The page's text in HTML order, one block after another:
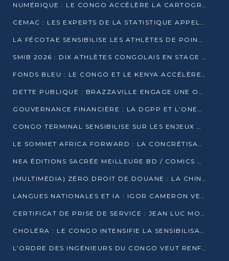
NUMÉRIQUE : LE CONGO ACCÉLÈRE LA CARTOGRAPHIE DE SES INFRASTRUCTURES DIGITALES
CEMAC : LES EXPERTS DE LA STATISTIQUE APPELLENT À RENFORCER LA SÉCURISATION DES DONNÉES
LA FÉCOTAE SENSIBILISE LES ATHLÈTES DE POINTE-NOIRE À L’HYGIÈNE ALIMENTA
SMIB 2026 : DIX ATHLÈTES CONGOLAIS EN STAGE AU KENYA
FONDS BLEU : LE CONGO ET LE KENYA ACCÉLÈRENT LA MOBILISATION DES FINANCEMENTS
DETTE PUBLIQUE : BRAZZAVILLE ENGAGE UNE OPÉRATION DE RACHAT DE 575 MILLIONS DE DOLLARS
GOUVERNANCE FINANCIÈRE : LA DGPP ET L’ONEC-C VERS UN PARTENARIAT POUR ASSAINIR LES ENTREPRISES PUBLIQUES
CONGO TERMINAL SENSIBILISE SUR LES ENJEUX DE LA SANTÉ MENTALE EN
LE SOMMET AFRICA FORWARD : LA CONCRÉTISATION DE PARTENARIATS ÉQUILIBRÉS ET TOURNÉS VERS L’AVENIR ENTRE LE CONTINENT AFRICAIN ET LA FRANCE
NEA ÉDITIONS SACRÉE MEILLEURE BD / COMICS D’AFRIQUE AU KENYA
(MULTIMÉDIA) ZÉRO DROIT DE DOUANE : LA CHINE ET L’AFRIQUE VERS UNE PROXIMITÉ SANS PRÉCÉDENT (PAPIER GÉNÉRAL)
LANGUES NATIONALES ET IA : IGOR CAMERON VEUT ARRIMER LA STRATÉGIE IA À LA LOI SUR LA RECHERCHE
CERTIFICAT DE PRISE DE SERVICE : JEAN LUC MOUTHOU DÉMENT UNE « FAKE NEWS »
CHOLÉRA : LE CONGO INTENSIFIE LA SENSIBILISATION AU MARCHÉ DE TALANGAÏ
L’ORDRE DES INGÉNIEURS DU CONGO VEUT RENFORCER L’ÉTHIQUE ET LA CRÉDIBILITÉ DE LA PROFESSION